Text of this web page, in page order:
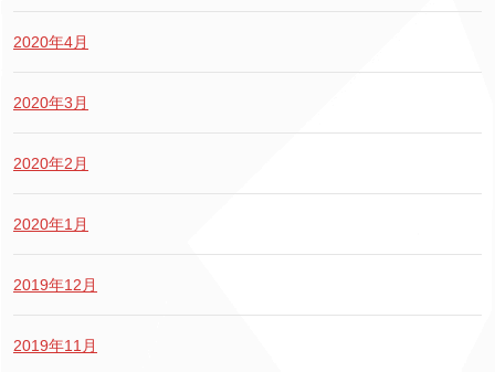
2020年4月
2020年3月
2020年2月
2020年1月
2019年12月
2019年11月